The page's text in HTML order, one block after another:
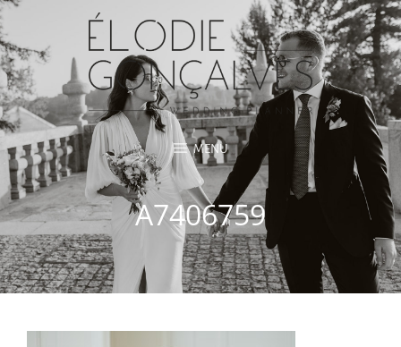
MENU
A7406759